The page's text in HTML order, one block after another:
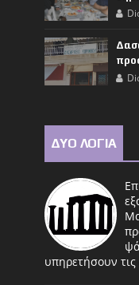
ΔΥΟ ΛΟΓΙΑ
υπηρετήσουν τις